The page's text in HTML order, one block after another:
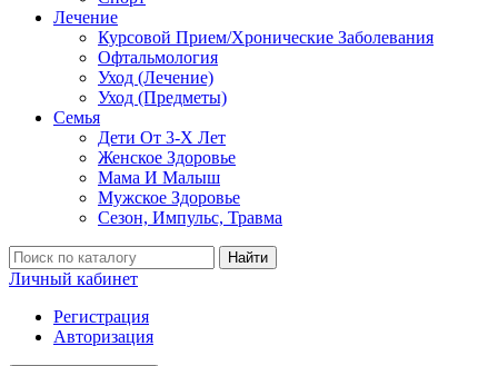
Лечение
Курсовой Прием/Хронические Заболевания
Офтальмология
Уход (Лечение)
Уход (Предметы)
Семья
Дети От 3-Х Лет
Женское Здоровье
Мама И Малыш
Мужское Здоровье
Сезон, Импульс, Травма
Найти
Личный кабинет
Регистрация
Авторизация